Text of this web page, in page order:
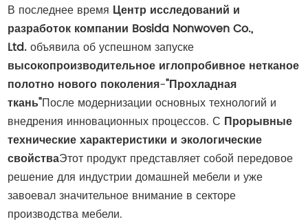
В последнее время Центр исследований и
разработок компании Bosida Nonwoven Co.,
Ltd.объявила об успешном запуске
высокопроизводительное иглопробивное нетканое
полотно нового поколения-"Прохладная
ткань"После модернизации основных технологий и
внедрения инновационных процессов. С Прорывные
технические характеристики и экологические
свойстваЭтот продукт представляет собой передовое
решение для индустрии домашней мебели и уже
завоевал значительное внимание в секторе
производства мебели.